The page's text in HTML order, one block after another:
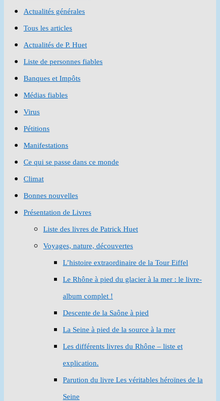
Actualités générales
Tous les articles
Actualités de P. Huet
Liste de personnes fiables
Banques et Impôts
Médias fiables
Virus
Pétitions
Manifestations
Ce qui se passe dans ce monde
Climat
Bonnes nouvelles
Présentation de Livres
Liste des livres de Patrick Huet
Voyages, nature, découvertes
L’histoire extraordinaire de la Tour Eiffel
Le Rhône à pied du glacier à la mer : le livre-
album complet !
Descente de la Saône à pied
La Seine à pied de la source à la mer
Les différents livres du Rhône – liste et
explication.
Parution du livre Les véritables héroïnes de la
Seine